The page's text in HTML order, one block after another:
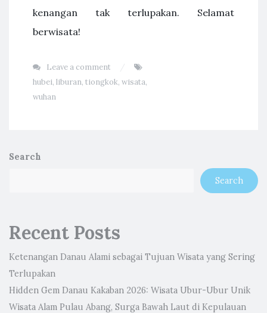
kenangan tak terlupakan. Selamat
berwisata!
Leave a comment
hubei, liburan, tiongkok, wisata,
wuhan
Search
Search
Recent Posts
Ketenangan Danau Alami sebagai Tujuan Wisata yang Sering
Terlupakan
Hidden Gem Danau Kakaban 2026: Wisata Ubur-Ubur Unik
Wisata Alam Pulau Abang, Surga Bawah Laut di Kepulauan